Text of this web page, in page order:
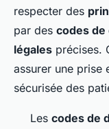
respecter des
par des codes de
légales précises.
assurer une prise
sécurisée des
Les codes de